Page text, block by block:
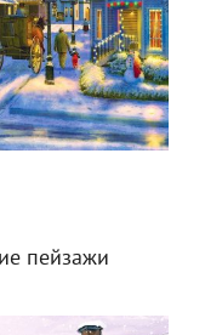
пейзажи